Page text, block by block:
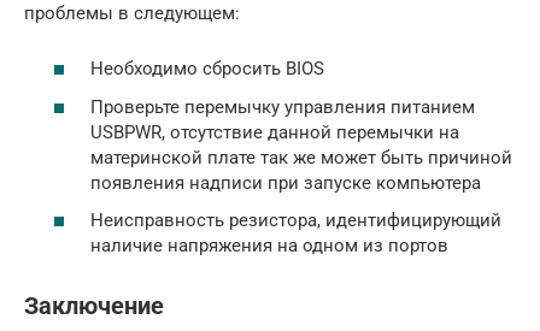
проблемы в следующем:
Необходимо сбросить BIOS
Проверьте перемычку управления питанием
USBPWR, отсутствие данной перемычки на
материнской плате так же может быть причиной
появления надписи при запуске компьютера
Неисправность резистора, идентифицирующий
наличие напряжения на одном из портов
Заключение